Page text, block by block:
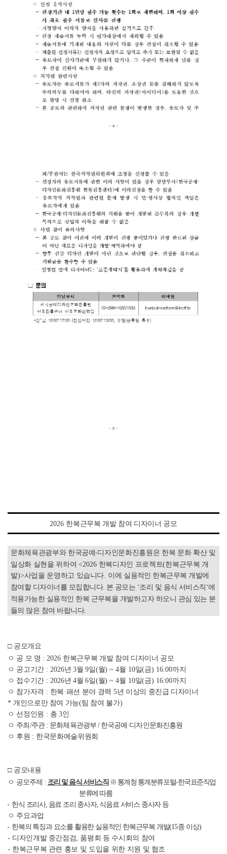
2026 한복근무복 개발 참여 디자이너 공모
문화체육관광부와 한국공예‧디자인문화진흥원은 한복 문화 확산 및
일상화 실현을 위하여 <2026 한복디자인 프로젝트(한복근무복 개
발)>사업을 운영하고 있습니다. 이에 실용적인 한복근무복 개발에
참여할 디자이너를 모집합니다. 본 공모는 ‘조리 및 음식 서비스직 ‘에
적용가능한 실용적인 한복 근무복을 개발하고자 하오니 관심 있는 분
들의 많은 참여 바랍니다.
□ 공모개요
ㅇ 공 모 명 : 2026 한복근무복 개발 참여 디자이너 공모
ㅇ 공고기간 : 2026년 3월9일(월) ~ 4월 10일(금) 16:00까지
ㅇ 접수기간 : 2026년 4월6일(월) ~ 4월 10일(금) 16:00까지
ㅇ 참가자격 : 한복·패션 분야 경력 5년 이상의 중진급 디자이너
* 개인으로만 참여 가능(팀 참여 불가)
ㅇ 선정인원 : 총 3인
ㅇ 주최 /주관 : 문화체육관광부 / 한국공예 ·디자인문화진흥원
ㅇ 후원 : 한국문화예술위원회
□ 공모내용
ㅇ 공모주제 : 조리 및 음식 서비스직 ※ 통계청 통계분류포털-한국표준직업
분류에 따름
- 한식 조리사, 음료 조리 종사자, 식음료 서비스 종사자 등
ㅇ 주요과업
- 한복의 특징과 요소를 활용한 실용적인 한복근무복 개발(15종 이상)
- 디자인개발 중간점검, 품평회 등 수시회의 참여
- 한복근무복 관련 홍보 및 도입을 위한 지원 및 협조